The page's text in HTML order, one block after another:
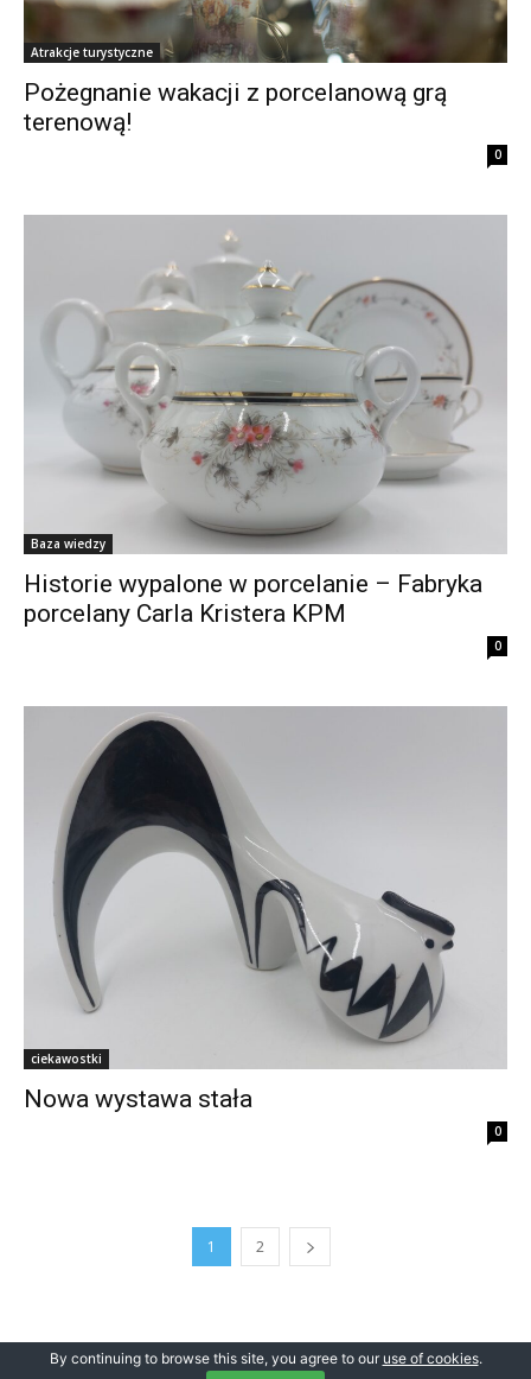
Atrakcje turystyczne
Pożegnanie wakacji z porcelanową grą
terenową!
0
Baza wiedzy
Historie wypalone w porcelanie – Fabryka
porcelany Carla Kristera KPM
0
ciekawostki
Nowa wystawa stała
0
1 2
© Newspaper WordPress Theme by TagDiv
By continuing to browse this site, you agree to our use of cookies.